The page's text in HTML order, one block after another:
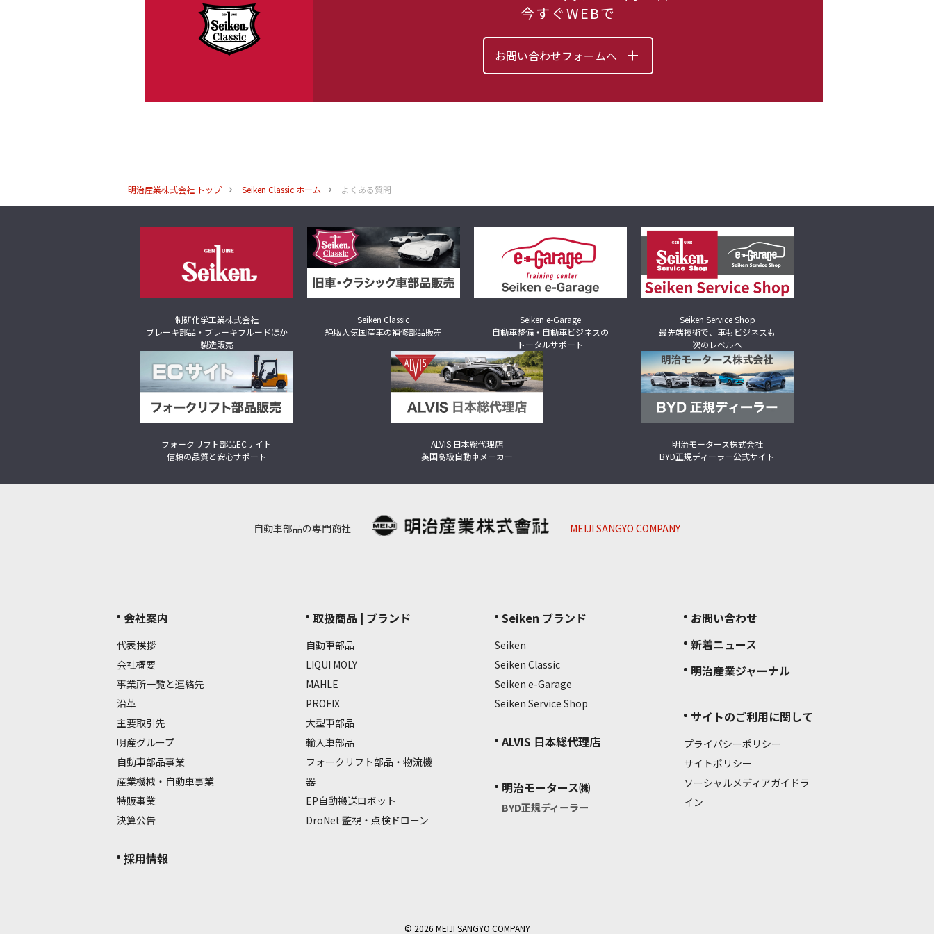
今すぐWEBで
お問い合わせフォームへ
明治産業株式会社 トップ Seiken Classic ホーム よくある質問
制研化学工業株式会社
ブレーキ部品・ブレーキフルードほか
製造販売
Seiken Classic
絶版人気国産車の補修部品販売
Seiken e-Garage
自動車整備・自動車ビジネスの
トータルサポート
Seiken Service Shop
最先端技術で、車もビジネスも
次のレベルへ
フォークリフト部品ECサイト
信頼の品質と安心サポート
ALVIS 日本総代理店
英国高級自動車メーカー
明治モータース株式会社
BYD正規ディーラー公式サイト
自動車部品の専門商社 MEIJI SANGYO COMPANY
会社案内
代表挨拶
会社概要
事業所一覧と連絡先
沿革
主要取引先
明産グループ
自動車部品事業
産業機械・自動車事業
特販事業
決算公告
採用情報
取扱商品 | ブランド
自動車部品
LIQUI MOLY
MAHLE
PROFIX
大型車部品
輸入車部品
フォークリフト部品・物流機
器
EP自動搬送ロボット
DroNet 監視・点検ドローン
Seiken ブランド
Seiken
Seiken Classic
Seiken e-Garage
Seiken Service Shop
ALVIS 日本総代理店
明治モータース㈱
BYD正規ディーラー
お問い合わせ
新着ニュース
明治産業ジャーナル
サイトのご利用に関して
プライバシーポリシー
サイトポリシー
ソーシャルメディアガイドラ
イン
© 2026 MEIJI SANGYO COMPANY